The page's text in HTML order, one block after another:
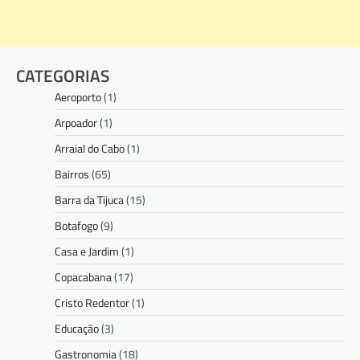
CATEGORIAS
Aeroporto(1)
Arpoador(1)
Arraial do Cabo(1)
Bairros(65)
Barra da Tijuca(15)
Botafogo(9)
Casa e Jardim(1)
Copacabana(17)
Cristo Redentor(1)
Educação(3)
Gastronomia(18)